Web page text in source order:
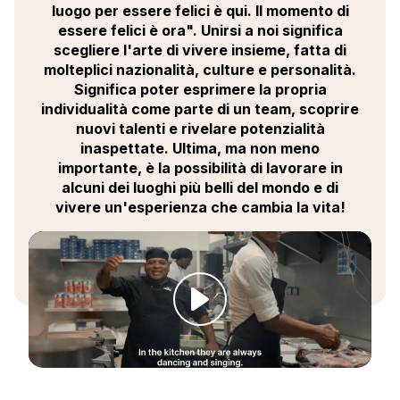
Ekiplerimize katılmak, aynı zamanda dünyanın en
Instagram'lık yerlerinden bazılarında, farklı
geçmişlerden gelen insanlarla birlikte yaşamak ve
çalışmak için eşsiz bir fırsattır.
Kendinizin en iyi versiyonu olmanıza yardımcı olmak
için sizi sürekli olarak destekleyen ve eğiten bir şirket
için çalışarak CV'nizde değerli bir deneyim
kazanacaksınız.
G.O. Chef de Partie olarak Club Med'in sunduğu
olanaklardan ve aktivitelerden yararlanabileceksiniz.
Eğer isterseniz, yeteneklerinizi göstermek için
sahneye bile çıkabilirsiniz!
Peki, bize katılmaya hazır mısınız? Geleceğiniz burada
başlıyor...
Tüm pozisyonlarımız engelli kişilere açıktır.
luogo per essere felici è qui. Il momento di
essere felici è ora". Unirsi a noi significa
scegliere l'arte di vivere insieme, fatta di
molteplici nazionalità, culture e personalità.
Significa poter esprimere la propria
individualità come parte di un team, scoprire
nuovi talenti e rivelare potenzialità
inaspettate. Ultima, ma non meno
importante, è la possibilità di lavorare in
alcuni dei luoghi più belli del mondo e di
vivere un'esperienza che cambia la vita!